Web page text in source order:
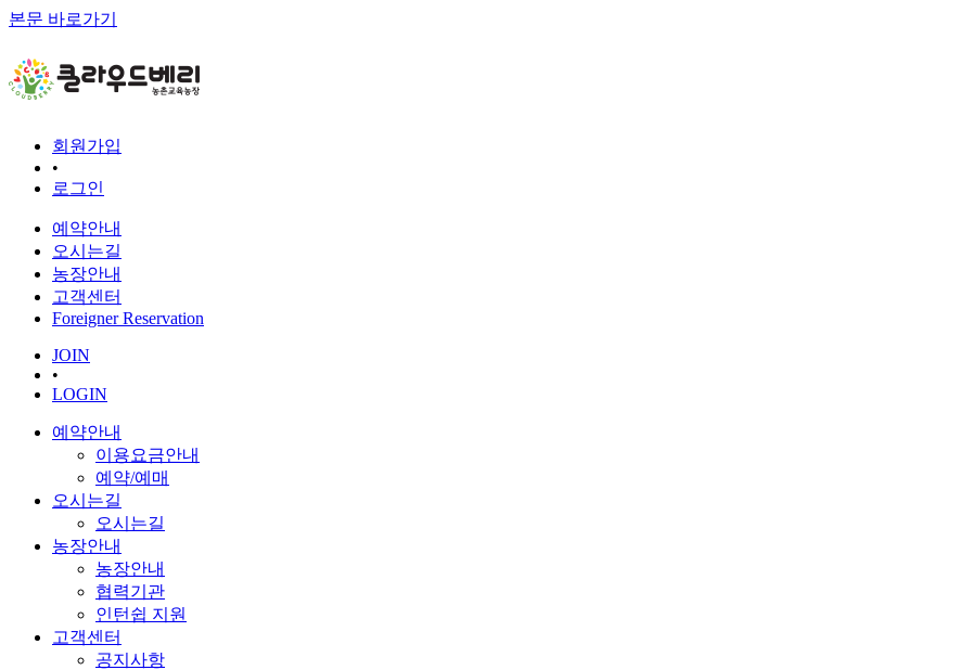
본문 바로가기
회원가입
•
로그인
예약안내
오시는길
농장안내
고객센터
Foreigner Reservation
JOIN
•
LOGIN
예약안내
이용요금안내
예약/예매
오시는길
오시는길
농장안내
농장안내
협력기관
인턴쉽 지원
고객센터
공지사항